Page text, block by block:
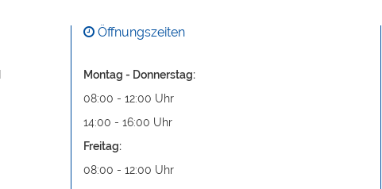
Öffnungszeiten
Montag - Donnerstag:
08:00 - 12:00 Uhr
14:00 - 16:00 Uhr
Freitag:
08:00 - 12:00 Uhr